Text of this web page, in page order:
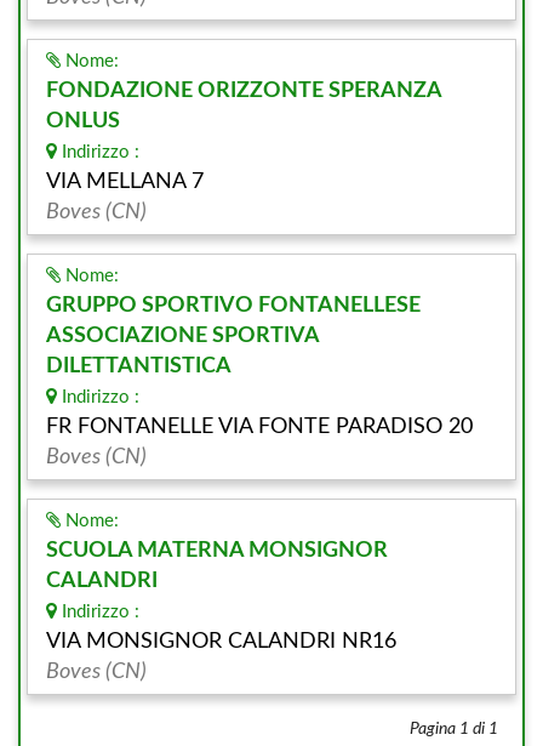
Nome:
FONDAZIONE ORIZZONTE SPERANZA
ONLUS
Indirizzo :
VIA MELLANA 7
Boves (CN)
Nome:
GRUPPO SPORTIVO FONTANELLESE
ASSOCIAZIONE SPORTIVA
DILETTANTISTICA
Indirizzo :
FR FONTANELLE VIA FONTE PARADISO 20
Boves (CN)
Nome:
SCUOLA MATERNA MONSIGNOR
CALANDRI
Indirizzo :
VIA MONSIGNOR CALANDRI NR16
Boves (CN)
Pagina 1 di 1